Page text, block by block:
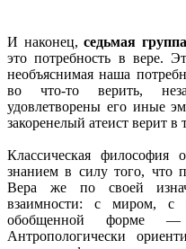
И наконец,седьмая группа
это потребность в вере.
необъяснимая наша
во что-то верить,
удовлетворены его иные
закоренелый атеист верит в
Классическая философия
знанием в силу того, что
Вера же по своей
взаимности: с миром,
обобщенной форме
Антропологически